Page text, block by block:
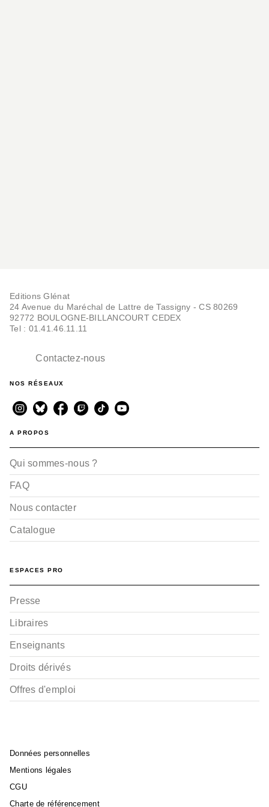
Editions Glénat
24 Avenue du Maréchal de Lattre de Tassigny - CS 80269
92772 BOULOGNE-BILLANCOURT CEDEX
Tel : 01.41.46.11.11
Contactez-nous
NOS RÉSEAUX
A PROPOS
Qui sommes-nous ?
FAQ
Nous contacter
Catalogue
ESPACES PRO
Presse
Libraires
Enseignants
Droits dérivés
Offres d'emploi
Données personnelles
Mentions légales
CGU
Charte de référencement